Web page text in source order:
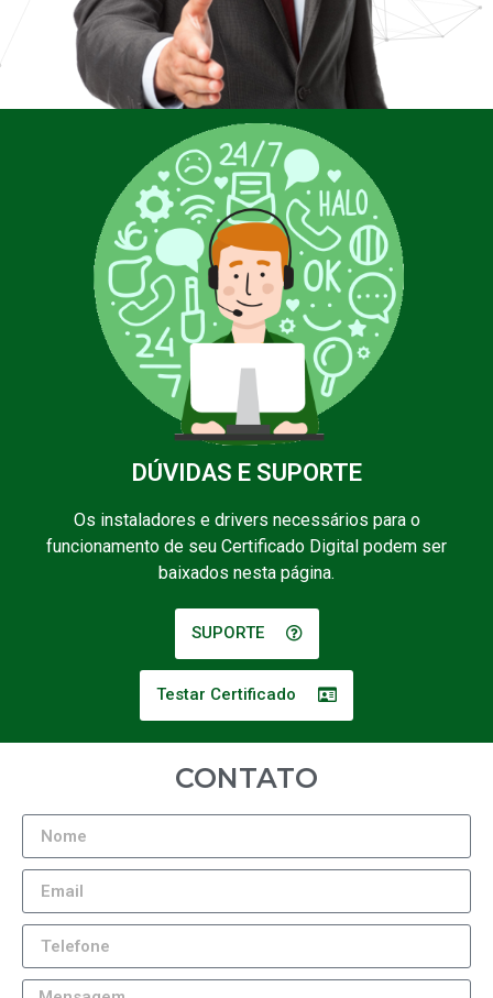
DÚVIDAS E SUPORTE
Os instaladores e drivers necessários para o
funcionamento de seu Certificado Digital podem ser
baixados nesta página.
SUPORTE
Testar Certificado
CONTATO